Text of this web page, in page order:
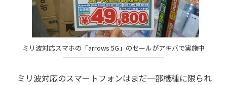
ミリ波対応スマホの「arrows 5G」のセールがアキバで実施中
ミリ波対応のスマートフォンはまだ一部機種に限られ